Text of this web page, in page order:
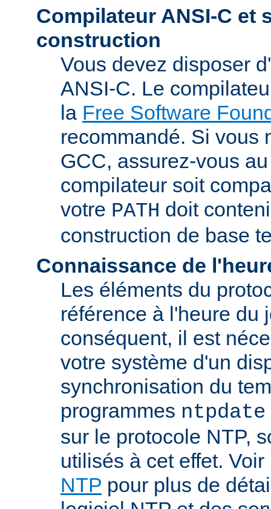
Compilateur ANSI-C et
construction
Vous devez disposer
ANSI-C. Le
la Free Software
recommandé. Si vous
GCC, assurez-vous
compilateur soit
votre PATH doit
construction de base
Connaissance de
Les éléments du
référence à l'heure du
conséquent, il est
votre système d'un
synchronisation du
programmes ntpdate
sur le protocole NTP,
utilisés à cet effet.
NTP pour plus de